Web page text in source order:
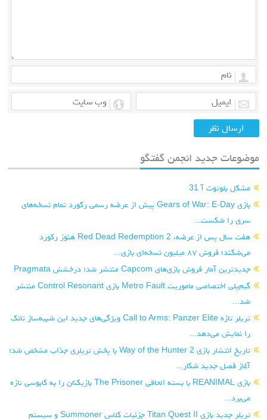
موضوعات جدید انجمن گفتگو
مشکل بلوتوث آ 31
بازی Gears of War: E-Day پیش از عرضه رسمی رکورد تمام نسخه‌های
سری را شکست...
هفت سال پس از عرضه، Red Dead Redemption 2 هنوز رکورد
می‌شکند؛ فروش ۸۷ میلیون نسخه‌ای بازی...
جدیدترین آمار فروش بازی‌های Capcom منتشر شد؛ درخشش Pragmata
گیم‌پلی اختصاصی ماموریت Metro Fault بازی Control Resonant منتشر
شد...
تریلر تازه Call to Arms: Panzer Elite ویژگی‌های جدید این شبیه‌ساز تانک
را نمایش می‌دهد...
تاریخ انتشار بازی Way of the Hunter 2 با پخش تریلری جذاب مشخص شد؛
آغاز فصل جدید شکار...
بازی REANIMAL با بسته الحاقی The Prisoner بازیکنان را به کابوسی تازه
می‌برد...
تریلر جدید بازی Titan Quest II جزئیات کلاس Summoner و سیستم